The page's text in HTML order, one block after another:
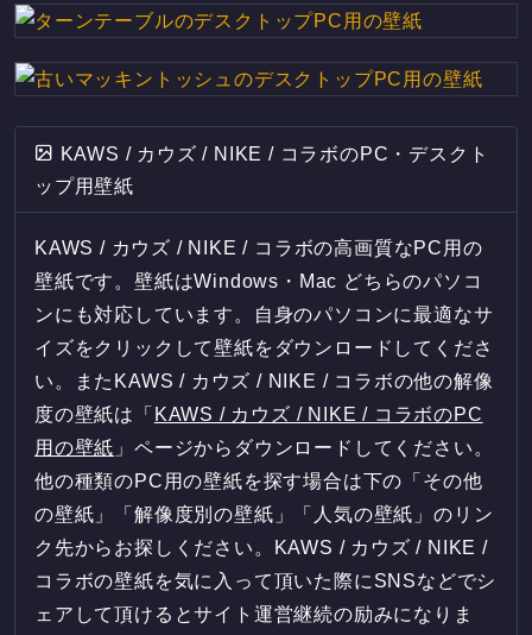
KAWS / カウズ / NIKE / コラボのPC・デスクト
ップ用壁紙
KAWS / カウズ / NIKE / コラボの高画質なPC用の
壁紙です。壁紙はWindows・Mac どちらのパソコ
ンにも対応しています。自身のパソコンに最適なサ
イズをクリックして壁紙をダウンロードしてくださ
い。またKAWS / カウズ / NIKE / コラボの他の解像
度の壁紙は「 KAWS / カウズ / NIKE / コラボのPC
用の壁紙 」ページからダウンロードしてください。
他の種類のPC用の壁紙を探す場合は下の「その他
の壁紙」「解像度別の壁紙」「人気の壁紙」のリン
ク先からお探しください。KAWS / カウズ / NIKE /
コラボの壁紙を気に入って頂いた際にSNSなどでシ
ェアして頂けるとサイト運営継続の励みになりま